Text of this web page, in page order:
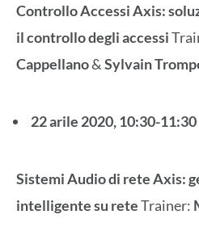
Controllo Accessi Axis:
il controllo degli accessi
Cappellano&Sylvain
22 arile 2020, 10:30-11:30
Sistemi Audio di rete Axis:
intelligente su reteTrainer: